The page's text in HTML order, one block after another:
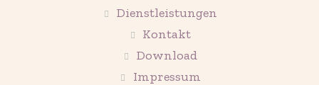
Dienstleistungen
Kontakt
Download
Impressum